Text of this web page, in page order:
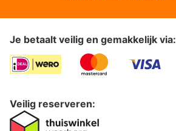
Je betaalt veilig en gemakkelijk via:
Veilig reserveren: